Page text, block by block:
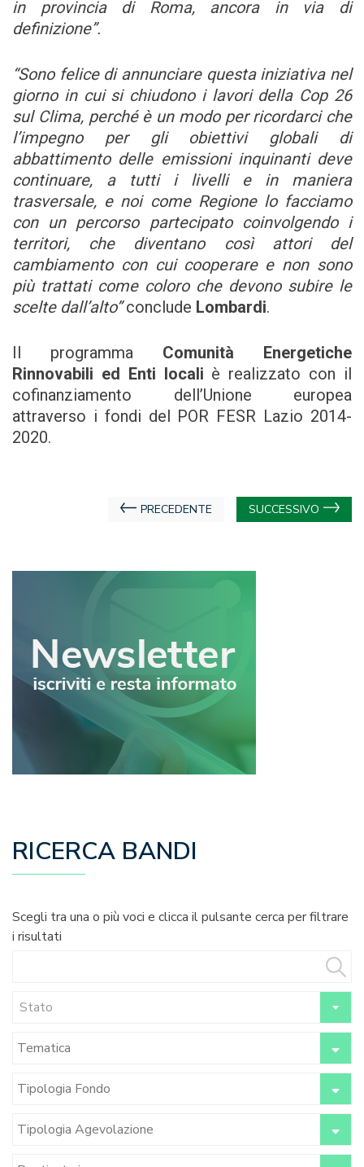
in provincia di Roma, ancora in via di
definizione”.
“Sono felice di annunciare questa iniziativa nel
giorno in cui si chiudono i lavori della Cop 26
sul Clima, perché è un modo per ricordarci che
l’impegno per gli obiettivi globali di
abbattimento delle emissioni inquinanti deve
continuare, a tutti i livelli e in maniera
trasversale, e noi come Regione lo facciamo
con un percorso partecipato coinvolgendo i
territori, che diventano così attori del
cambiamento con cui cooperare e non sono
più trattati come coloro che devono subire le
scelte dall’alto”conclude Lombardi.
Il programma Comunità Energetiche
Rinnovabili ed Enti locali è realizzato con il
cofinanziamento dell’Unione europea
attraverso i fondi del POR FESR Lazio 2014-
2020.
Navigazione
PRECEDENTE SUCCESSIVO
RICERCA BANDI
Scegli tra una o più voci e clicca il pulsante cerca per filtrare
i risultati
Stato